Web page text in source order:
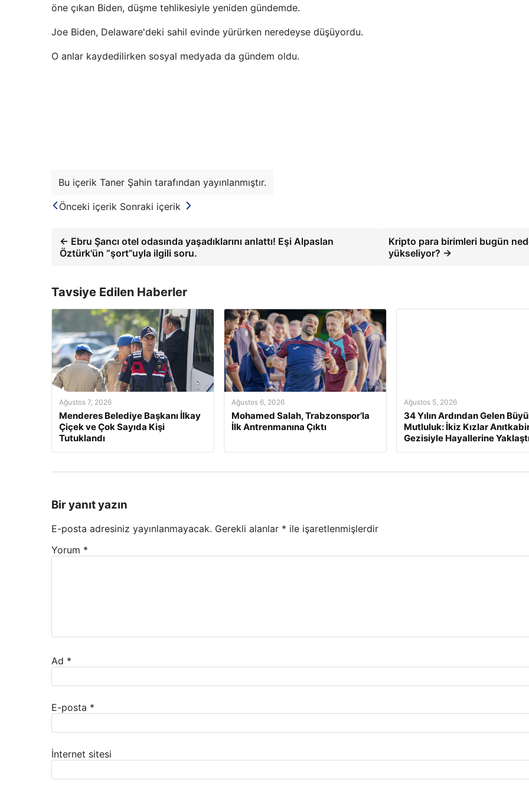
öne çıkan Biden, düşme tehlikesiyle yeniden gündemde.
Joe Biden, Delaware'deki sahil evinde yürürken neredeyse düşüyordu.
O anlar kaydedilirken sosyal medyada da gündem oldu.
Bu içerik Taner Şahin tarafından yayınlanmıştır.
Önceki içerik Sonraki içerik
← Ebru Şancı otel odasında yaşadıklarını anlattı! Eşi Alpaslan
Öztürk'ün “şort”uyla ilgili soru.
Kripto para birimleri bugün
yükseliyor? →
Tavsiye Edilen Haberler
Ağustos 7, 2026
Menderes Belediye Başkanı İlkay
Çiçek ve Çok Sayıda Kişi
Tutuklandı
Ağustos 6, 2026
Mohamed Salah, Trabzonspor’la
İlk Antrenmanına Çıktı
Ağustos 5, 2026
34 Yılın Ardından Gelen
Mutluluk: İkiz Kızlar
Gezisiyle Hayallerine
Bir yanıt yazın
E-posta adresiniz yayınlanmayacak. Gerekli alanlar * ile işaretlenmişlerdir
Yorum *
Ad *
E-posta *
İnternet sitesi